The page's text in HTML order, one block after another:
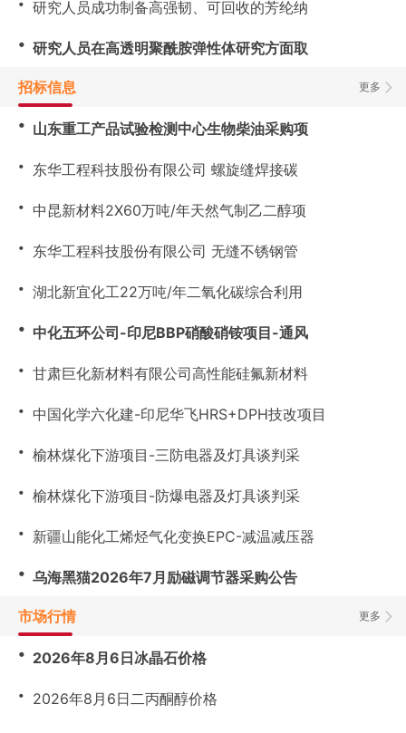
研究人员成功制备高强韧、可回收的芳纶纳
・ 研究人员在高透明聚酰胺弹性体研究方面取
更多
招标信息
・ 山东重工产品试验检测中心生物柴油采购项
・ 东华工程科技股份有限公司 螺旋缝焊接碳
・ 中昆新材料2X60万吨/年天然气制乙二醇项
・ 东华工程科技股份有限公司 无缝不锈钢管
・ 湖北新宜化工22万吨/年二氧化碳综合利用
・ 中化五环公司-印尼BBP硝酸硝铵项目-通风
・ 甘肃巨化新材料有限公司高性能硅氟新材料
・ 中国化学六化建-印尼华飞HRS+DPH技改项目
・ 榆林煤化下游项目-三防电器及灯具谈判采
・ 榆林煤化下游项目-防爆电器及灯具谈判采
・ 新疆山能化工烯烃气化变换EPC-减温减压器
・ 乌海黑猫2026年7月励磁调节器采购公告
更多
市场行情
・ 2026年8月6日冰晶石价格
・ 2026年8月6日二丙酮醇价格